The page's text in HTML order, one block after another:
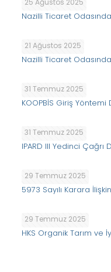
25 Ağustos 2025
Nazilli Ticaret
21 Ağustos 2025
Nazilli Ticaret
31 Temmuz 2025
KOOPBİS Giriş Yöntemi
31 Temmuz 2025
IPARD III Yedinci Çağrı
29 Temmuz 2025
5973 Sayılı Karara
29 Temmuz 2025
HKS Organik Tarım ve